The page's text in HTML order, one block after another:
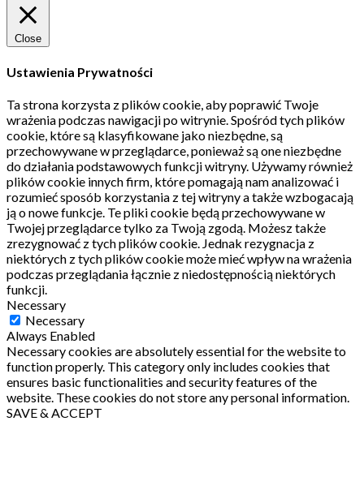
Close
Ustawienia Prywatności
Ta strona korzysta z plików cookie, aby poprawić Twoje
wrażenia podczas nawigacji po witrynie.Spośród tych plików
cookie, które są klasyfikowane jako niezbędne, są
przechowywane w przeglądarce, ponieważ są one niezbędne
do działania podstawowych funkcji witryny. Używamy również
plików cookie innych firm, które pomagają nam analizować i
rozumieć sposób korzystania z tej witryny a także wzbogacają
ją o nowe funkcje. Te pliki cookie będą przechowywane w
Twojej przeglądarce tylko za Twoją zgodą. Możesz także
zrezygnować z tych plików cookie. Jednak rezygnacja z
niektórych z tych plików cookie może mieć wpływ na wrażenia
podczas przeglądania łącznie z niedostępnością niektórych
funkcji.
Necessary
Necessary
Always Enabled
Necessary cookies are absolutely essential for the website to
function properly. This category only includes cookies that
ensures basic functionalities and security features of the
website. These cookies do not store any personal information.
SAVE & ACCEPT